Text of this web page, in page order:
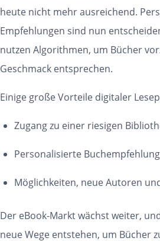
heute nicht mehr ausreichend.
Empfehlungen sind nun
nutzen Algorithmen, um Bücher
Geschmack entsprechen.
Einige große Vorteile digitaler
Zugang zu einer riesigen
Personalisierte
Möglichkeiten, neue Autoren
Der eBook-Markt wächst weiter,
neue Wege entstehen, um Bücher